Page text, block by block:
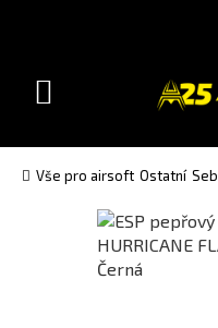
version(Slovak)
Toggle
Vše pro airsoft Ostatní